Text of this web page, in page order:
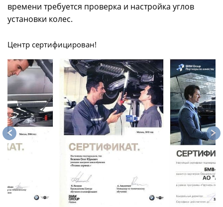
времени требуется проверка и настройка углов
установки колес.
Центр сертифицирован!